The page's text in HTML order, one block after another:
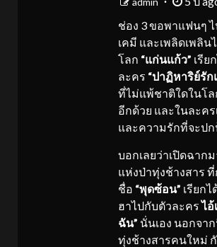
ช่อง 3 ขอพาแฟนๆ
เคมี และเพลิดเพลิ
โลก “แก่นแก้ว” เรีย
ละคร “ปาฏิหาริย์รัก
ที่ไม่แพ้ชาติใดในโ
อีกด้วย และในละคร
และความรักที่จะป
บอกเลยว่าเปิดฉาก
แห่งป่าทุ่งช้างสาร
ชื่อ “พุดซ้อน” เรียก
ฮาไปกับตัวละครไอ้
ฉัน” นั่นเอง นอกจา
ทุ่งช้างสารคนใหม่